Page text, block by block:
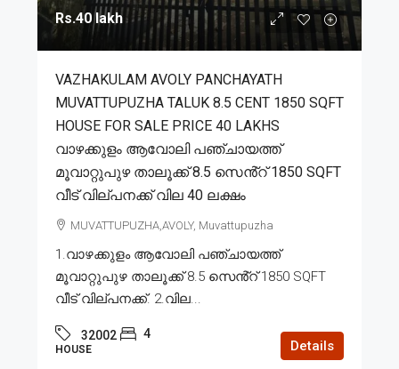
Rs.40 lakh
VAZHAKULAM AVOLY PANCHAYATH
MUVATTUPUZHA TALUK 8.5 CENT 1850 SQFT
HOUSE FOR SALE PRICE 40 LAKHS
വാഴക്കുളം ആവോലി പഞ്ചായത്ത്
മൂവാറ്റുപുഴ താലൂക്ക് 8.5 സെൻ്റ് 1850 SQFT
വീട് വില്പനക്ക് വില 40 ലക്ഷം
MUVATTUPUZHA,AVOLY, Muvattupuzha
1.വാഴക്കുളം ആവോലി പഞ്ചായത്ത്
മൂവാറ്റുപുഴ താലൂക്ക് 8.5 സെൻ്റ് 1850 SQFT
വീട് വില്പനക്ക്. 2.വില...
32002 4
HOUSE Details